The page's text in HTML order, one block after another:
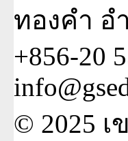
ทองคำ อ
+856-20
© 2025